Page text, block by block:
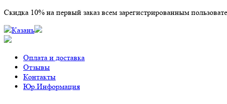
Скидка 10% на первый заказ всем зарегистрированным
Казань
Оплата и доставка
Отзывы
Контакты
Юр.Информация